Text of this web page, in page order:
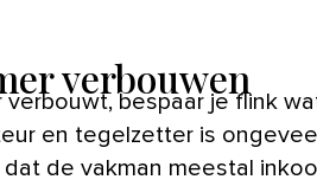
verbouwen
en tegelzetter is
de vakman meestal